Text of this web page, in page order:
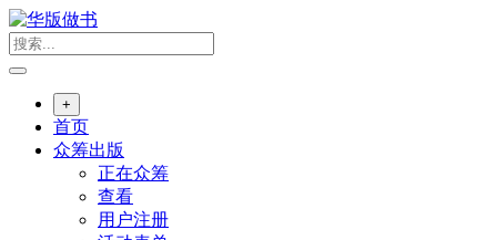
跳
转
到
+
首页
众筹出版
正在众筹
查看
用户注册